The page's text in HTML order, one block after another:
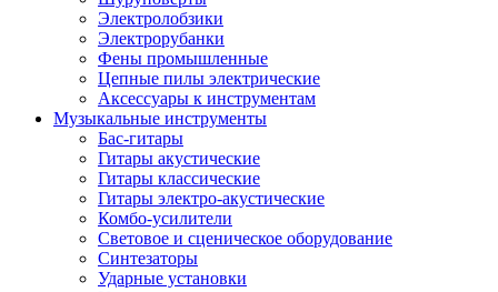
Электролобзики
Электрорубанки
Фены промышленные
Цепные пилы электрические
Аксессуары к инструментам
Музыкальные инструменты
Бас-гитары
Гитары акустические
Гитары классические
Гитары электро-акустические
Комбо-усилители
Световое и сценическое оборудование
Синтезаторы
Ударные установки